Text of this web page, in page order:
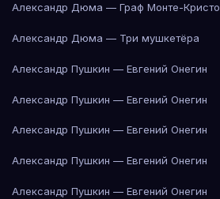
Александр Дюма — Граф Монте-Кристо
Александр Дюма — Три мушкетёра
Александр Пушкин — Евгений Онегин
Александр Пушкин — Евгений Онегин
Александр Пушкин — Евгений Онегин
Александр Пушкин — Евгений Онегин
Александр Пушкин — Евгений Онегин